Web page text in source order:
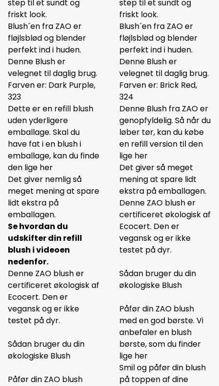
step til et sundt og
friskt look.
Blush´en fra ZAO er
fløjlsblød og blender
perfekt ind i huden.
Denne Blush er
velegnet til daglig brug.
Farven er: Dark Purple,
323
Dette er en refill blush
uden yderligere
emballage. Skal du
have fat i en blush i
emballage, kan du finde
den lige her
Det giver nemlig så
meget mening at spare
lidt ekstra på
emballagen.
Se hvordan du
udskifter din refill
blush i videoen
nedenfor.
Denne ZAO blush er
certificeret økologisk af
Ecocert. Den er
vegansk og er ikke
testet på dyr.
Sådan bruger du din
økologiske Blush
Påfør din ZAO blush
step til et sundt og
friskt look.
Blush´en fra ZAO er
fløjlsblød og blender
perfekt ind i huden.
Denne Blush er
velegnet til daglig brug.
Farven er: Brick Red,
324
Denne Blush fra ZAO er
genopfyldelig. Så når du
løber tør, kan du købe
en refill version til den
lige her
Det giver så meget
mening at spare lidt
ekstra på emballagen.
Denne ZAO blush er
certificeret økologisk af
Ecocert. Den er
vegansk og er ikke
testet på dyr.
Sådan bruger du din
økologiske Blush
Påfør din ZAO blush
med en god børste. Vi
anbefaler en blush
børste, som du finder
lige her
Smil og påfør din blush
på toppen af dine